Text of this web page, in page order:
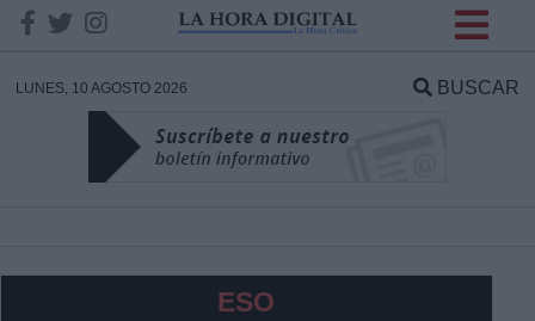
LUNES, 10 AGOSTO 2026 BUSCAR
ESO
DATOS
Responsable: